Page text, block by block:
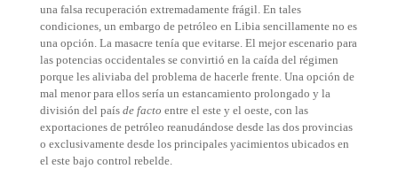
una falsa recuperación extremadamente frágil. En tales
condiciones, un embargo de petróleo en Libia sencillamente no es
una opción. La masacre tenía que evitarse. El mejor escenario para
las potencias occidentales se convirtió en la caída del régimen
porque les aliviaba del problema de hacerle frente. Una opción de
mal menor para ellos sería un estancamiento prolongado y la
división del país de facto entre el este y el oeste, con las
exportaciones de petróleo reanudándose desde las dos provincias
o exclusivamente desde los principales yacimientos ubicados en
el este bajo control rebelde.